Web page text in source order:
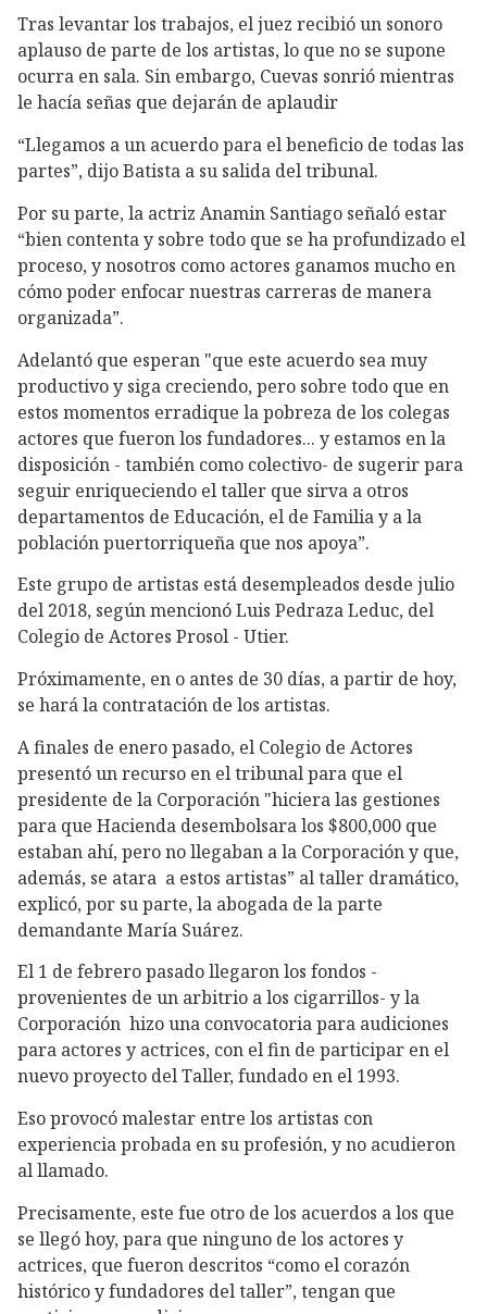
Tras levantar los trabajos, el juez recibió un sonoro
aplauso de parte de los artistas, lo que no se supone
ocurra en sala. Sin embargo, Cuevas sonrió mientras
le hacía señas que dejarán de aplaudir
“Llegamos a un acuerdo para el beneficio de todas las
partes”, dijo Batista a su salida del tribunal.
Por su parte, la actriz Anamin Santiago señaló estar
“bien contenta y sobre todo que se ha profundizado el
proceso, y nosotros como actores ganamos mucho en
cómo poder enfocar nuestras carreras de manera
organizada”.
Adelantó que esperan "que este acuerdo sea muy
productivo y siga creciendo, pero sobre todo que en
estos momentos erradique la pobreza de los colegas
actores que fueron los fundadores... y estamos en la
disposición - también como colectivo- de sugerir para
seguir enriqueciendo el taller que sirva a otros
departamentos de Educación, el de Familia y a la
población puertorriqueña que nos apoya”.
Este grupo de artistas está desempleados desde julio
del 2018, según mencionó Luis Pedraza Leduc, del
Colegio de Actores Prosol - Utier.
Próximamente, en o antes de 30 días, a partir de hoy,
se hará la contratación de los artistas.
A finales de enero pasado, el Colegio de Actores
presentó un recurso en el tribunal para que el
presidente de la Corporación "hiciera las gestiones
para que Hacienda desembolsara los $800,000 que
estaban ahí, pero no llegaban a la Corporación y que,
además, se atara a estos artistas” al taller dramático,
explicó, por su parte, la abogada de la parte
demandante María Suárez.
El 1 de febrero pasado llegaron los fondos -
provenientes de un arbitrio a los cigarrillos- y la
Corporación hizo una convocatoria para audiciones
para actores y actrices, con el fin de participar en el
nuevo proyecto del Taller, fundado en el 1993.
Eso provocó malestar entre los artistas con
experiencia probada en su profesión, y no acudieron
al llamado.
Precisamente, este fue otro de los acuerdos a los que
se llegó hoy, para que ninguno de los actores y
actrices, que fueron descritos “como el corazón
histórico y fundadores del taller”, tengan que